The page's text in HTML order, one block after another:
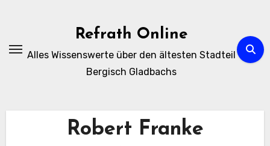
Refrath Online
Alles Wissenswerte über den ältesten Stadteil
Bergisch Gladbachs
Robert Franke